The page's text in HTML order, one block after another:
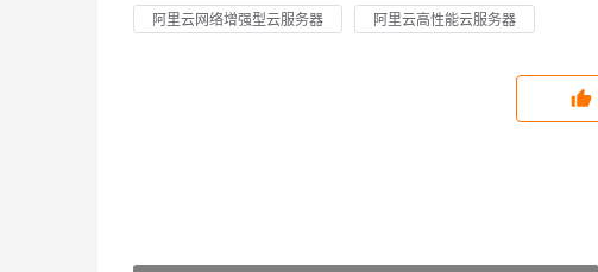
阿里云网络增强型云服务器 阿里云高性能云服务器